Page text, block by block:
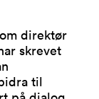
direktør
skrevet
til